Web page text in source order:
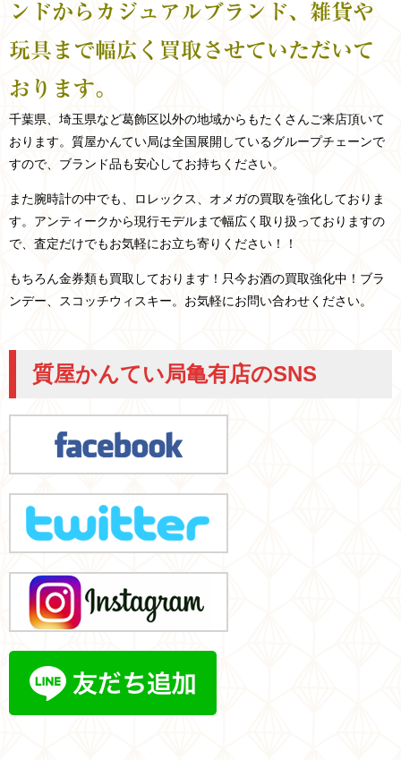
ンドからカジュアルブランド、雑貨や
玩具まで幅広く買取させていただいて
おります。
千葉県、埼玉県など葛飾区以外の地域からもたくさんご来店頂いて
おります。 質屋かんてい局は全国展開しているグループチェーンで
すので、ブランド品も安心してお持ちください。
また腕時計の中でも、ロレックス、オメガの買取を強化しておりま
す。アンティークから現行モデルまで幅広く取り扱っておりますの
で、査定だけでもお気軽にお立ち寄りください！！
もちろん金券類も買取しております！只今お酒の買取強化中！ブラ
ンデー、スコッチウィスキー。お気軽にお問い合わせください。
質屋かんてい局亀有店のSNS